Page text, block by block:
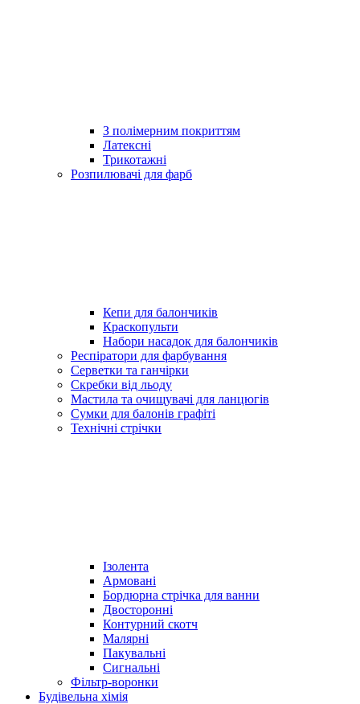
З полімерним покриттям
Латексні
Трикотажні
Розпилювачі для фарб
Кепи для балончиків
Краскопульти
Набори насадок для балончиків
Респіратори для фарбування
Серветки та ганчірки
Скребки від льоду
Мастила та очищувачі для ланцюгів
Сумки для балонів графіті
Технічні стрічки
Ізолента
Армовані
Бордюрна стрічка для ванни
Двосторонні
Контурний скотч
Малярні
Пакувальні
Сигнальні
Фільтр-воронки
Будівельна хімія